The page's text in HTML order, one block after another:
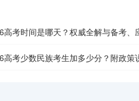
高考时间是哪天？权威全解与备考、
高考少数民族考生加多少分？附政策